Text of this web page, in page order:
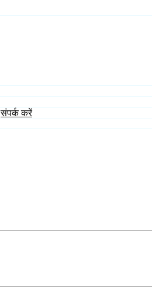
संपर्क करें